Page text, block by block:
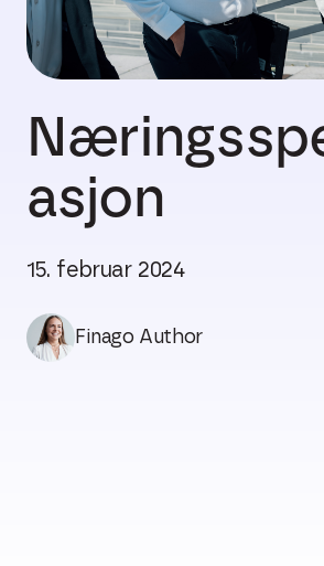
asjon
15. februar 2024
Finago Author